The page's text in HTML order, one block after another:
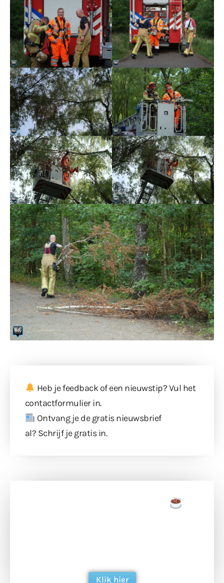
Heb je feedback of een nieuwstip? Vul het
contactformulierin.
Ontvang je de gratis nieuwsbrief
al? Schrijf je gratis in.
Klik hier